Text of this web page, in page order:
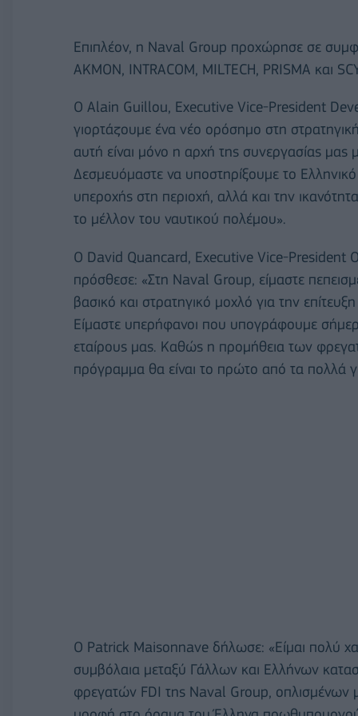
Επιπλέον, η Naval Group προχώρησε σε
AKMON, INTRACOM, MILTECH, PRISMA και
Ο Alain Guillou, Executive Vice-President
γιορτάζουμε ένα νέο ορόσημο στη
αυτή είναι μόνο η αρχή της συνεργασίας μας
Δεσμευόμαστε να υποστηρίξουμε το Ελληνικό
υπεροχής στη περιοχή, αλλά και την
το μέλλον του ναυτικού πολέμου».
Ο David Quancard, Executive Vice-President
πρόσθεσε: «Στη Naval Group, είμαστε
βασικό και στρατηγικό μοχλό για την
Είμαστε υπερήφανοι που υπογράφουμε
εταίρους μας. Καθώς η προμήθεια των
πρόγραμμα θα είναι το πρώτο από τα πολλά
Ο Patrick Maisonnave δήλωσε: «Είμαι πολύ
συμβόλαια μεταξύ Γάλλων και Ελλήνων
φρεγατών FDI της Naval Group, οπλισμένων